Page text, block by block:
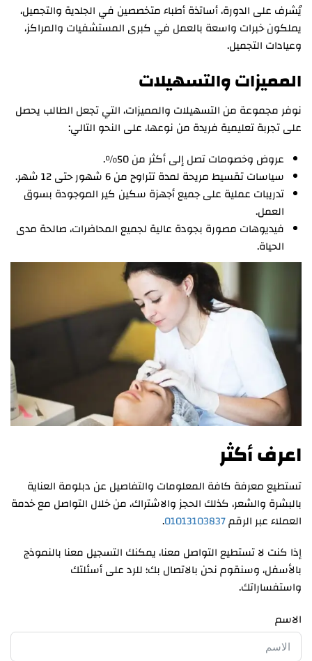
يُشرف على الدورة، أساتذة أطباء متخصصين في الجلدية والتجميل،
يملكون خبرات واسعة بالعمل في كبرى المستشفيات والمراكز،
وعيادات التجميل.
المميزات والتسهيلات
نوفر مجموعة من التسهيلات والمميزات، التي تجعل الطالب يحصل
على تجربة تعليمية فريدة من نوعها، على النحو التالي:
عروض وخصومات تصل إلى أكثر من 50%.
سياسات تقسيط مريحة لمدة تتراوح من 6 شهور حتى 12 شهر.
تدريبات عملية على جميع أجهزة سكين كير الموجودة بسوق
العمل.
فيديوهات مصورة بجودة عالية لجميع المحاضرات، صالحة مدى
الحياة.
اعرف أكثر
تستطيع معرفة كافة المعلومات والتفاصيل عن دبلومة العناية
بالبشرة والشعر، كذلك الحجز والاشتراك، من خلال التواصل مع خدمة
العملاء عبر الرقم01013103837
.
إذا كنت لا تستطيع التواصل معنا، يمكنك التسجيل معنا بالنموذج
بالأسفل، وسنقوم نحن بالاتصال بك؛ للرد على أسئلتك
واستفساراتك.
الاسم